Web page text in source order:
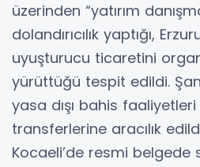
üzerinden “yatırım
dolandırıcılık yaptığı,
uyuşturucu ticaretini
yürüttüğü tespit edildi.
yasa dışı bahis
transferlerine aracılık
Kocaeli’de resmi belgede